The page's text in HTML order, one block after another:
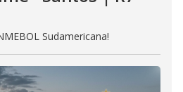
Sudamericana!